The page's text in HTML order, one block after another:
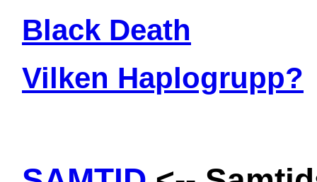
Black Death
Vilken Haplogrupp?